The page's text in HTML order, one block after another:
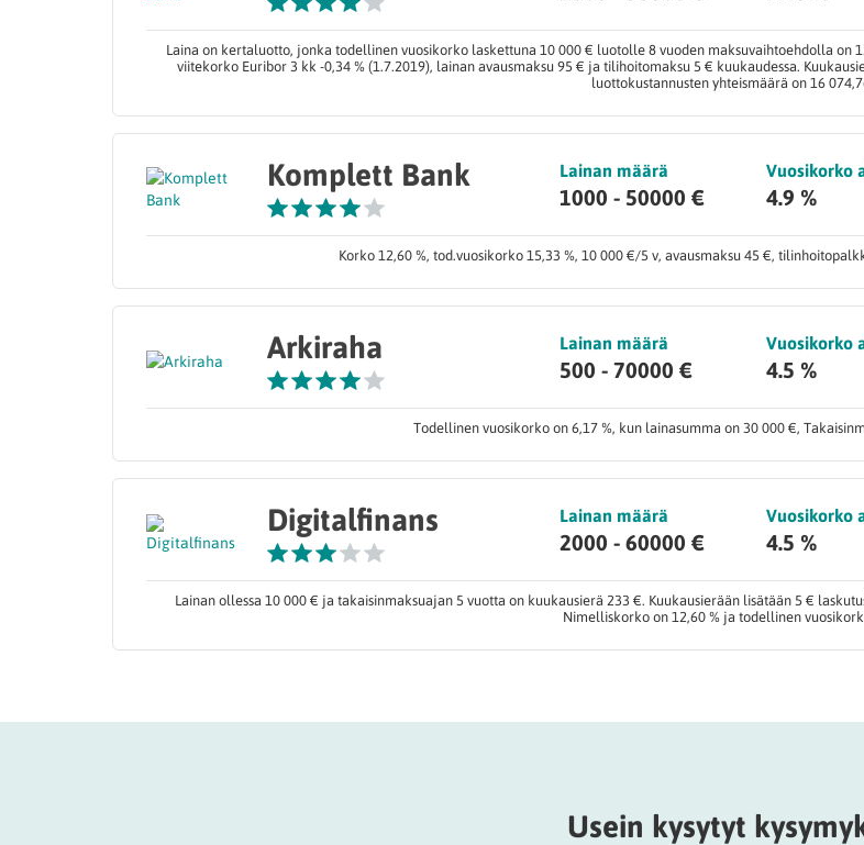
Laina on kertaluotto, jonka todellinen vuosikorko laskettuna 10 000 € luotolle 8 vuoden maksuvaihtoehdolla on
viitekorko Euribor 3 kk -0,34 % (1.7.2019), lainan avausmaksu 95 € ja tilihoitomaksu 5 € kuukaudessa.
luottokustannusten yhteismäärä on 16
Komplett Bank Lainan määrä
1000 - 50000 €
Vuosikorko
4.9 %
Korko 12,60 %, tod.vuosikorko 15,33 %, 10 000 €/5 v, avausmaksu 45 €,
Arkiraha Lainan määrä
500 - 70000 €
Vuosikorko
4.5 %
Todellinen vuosikorko on 6,17 %, kun lainasumma on 30 000 €,
Digitalfinans Lainan määrä
2000 - 60000 €
Vuosikorko
4.5 %
Lainan ollessa 10 000 € ja takaisinmaksuajan 5 vuotta on kuukausierä 233 €. Kuukausierään lisätään 5 €
Nimelliskorko on 12,60 % ja todellinen
Usein kysytyt